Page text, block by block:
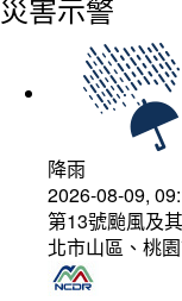
災害示警
降雨
2026-08-09,
第13號颱風及
北市山區、桃